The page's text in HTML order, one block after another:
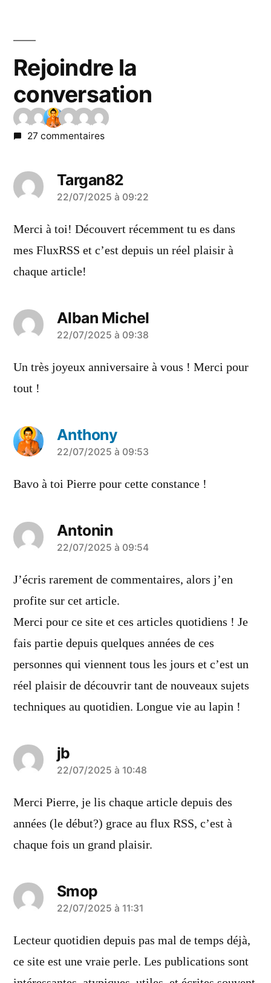
Rejoindre la
conversation
27 commentaires
Targan82
a
dit :
22/07/2025 à 09:22
Merci à toi! Découvert récemment tu es dans
mes FluxRSS et c’est depuis un réel plaisir à
chaque article!
Alban Michel
a
dit :
22/07/2025 à 09:38
Un très joyeux anniversaire à vous ! Merci pour
tout !
Anthony
a
dit :
22/07/2025 à 09:53
Bavo à toi Pierre pour cette constance !
Antonin
a
dit :
22/07/2025 à 09:54
J’écris rarement de commentaires, alors j’en
profite sur cet article.
Merci pour ce site et ces articles quotidiens ! Je
fais partie depuis quelques années de ces
personnes qui viennent tous les jours et c’est un
réel plaisir de découvrir tant de nouveaux sujets
techniques au quotidien. Longue vie au lapin !
jb
a
dit :
22/07/2025 à 10:48
Merci Pierre, je lis chaque article depuis des
années (le début?) grace au flux RSS, c’est à
chaque fois un grand plaisir.
Smop
a
dit :
22/07/2025 à 11:31
Lecteur quotidien depuis pas mal de temps déjà,
ce site est une vraie perle. Les publications sont